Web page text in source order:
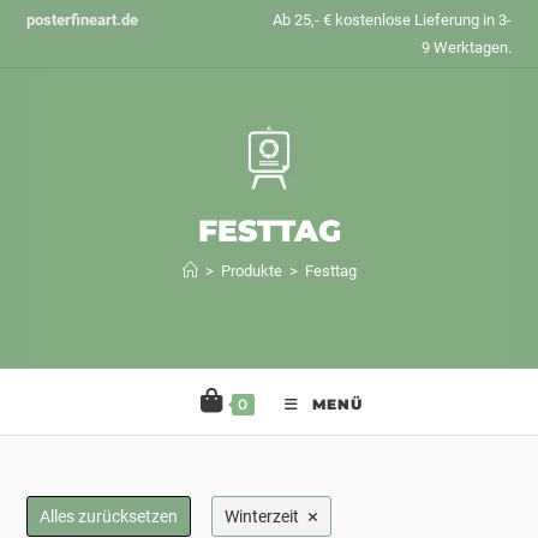
Zumposterfineart.de
Ab 25,- € kostenlose Lieferung in 3-
9 Werktagen.
FESTTAG
> Produkte > Festtag
0 MENÜ
Alles zurücksetzen Winterzeit ×